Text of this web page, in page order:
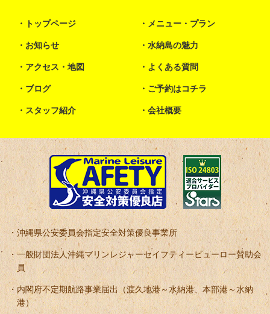
トップページ メニュー・プラン
お知らせ 水納島の魅力
アクセス・地図 よくある質問
ブログ ご予約はコチラ
スタッフ紹介 会社概要
沖縄県公安委員会指定安全対策優良事業所
一般財団法人沖縄マリンレジャーセイフティービューロー賛助会
員
内閣府不定期航路事業届出（渡久地港～水納港、本部港～水納
港）